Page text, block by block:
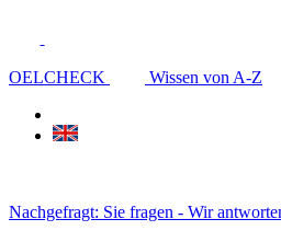
OELCHECK Wissen von A-Z
Nachgefragt: Sie fragen - Wir